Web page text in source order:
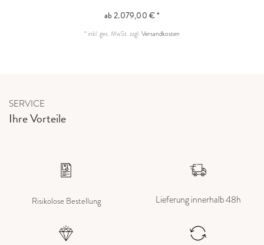
ab 2.079,00 € *
* inkl. ges. MwSt.zzgl.Versandkosten
SERVICE
Ihre Vorteile
Risikolose Bestellung Lieferung innerhalb 48h